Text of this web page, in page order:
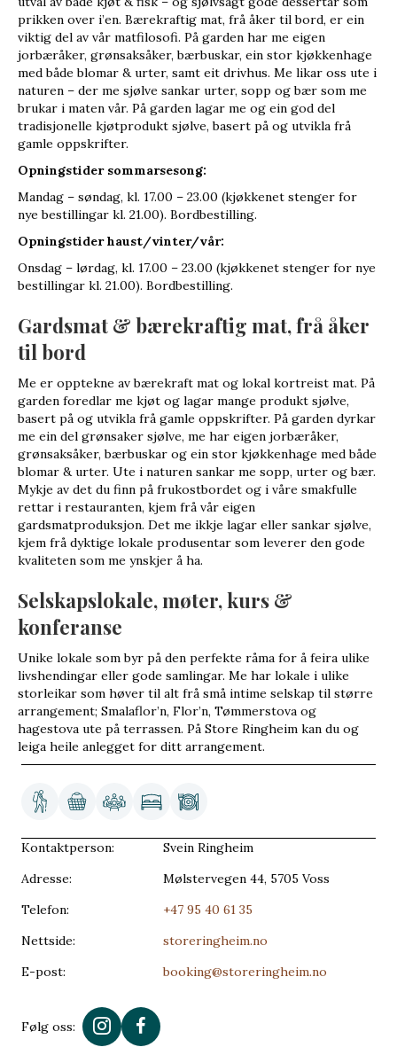
Kontaktperson:
Svein Ringheim
Adresse:
Mølstervegen 44, 5705 Voss
Telefon:
+47 95 40 61 35
Nettside:
storeringheim.no
E-post:
booking@storeringheim.no
Følg oss:
prikken over i’en. Bærekraftig mat, frå åker til bord, er ein
viktig del av vår matfilosofi. På garden har me eigen
jorbæråker, grønsaksåker, bærbuskar, ein stor kjøkkenhage
med både blomar & urter, samt eit drivhus. Me likar oss ute i
naturen – der me sjølve sankar urter, sopp og bær som me
brukar i maten vår. På garden lagar me og ein god del
tradisjonelle kjøtprodukt sjølve, basert på og utvikla frå
gamle oppskrifter.
Opningstider sommarsesong:
Mandag – søndag, kl. 17.00 – 23.00 (kjøkkenet stenger for
nye bestillingar kl. 21.00). Bordbestilling.
Opningstider haust/vinter/vår:
Onsdag – lørdag, kl. 17.00 – 23.00 (kjøkkenet stenger for nye
bestillingar kl. 21.00). Bordbestilling.
Gardsmat & bærekraftig mat, frå åker
til bord
Me er opptekne av bærekraft mat og lokal kortreist mat. På
garden foredlar me kjøt og lagar mange produkt sjølve,
basert på og utvikla frå gamle oppskrifter. På garden dyrkar
me ein del grønsaker sjølve, me har eigen jorbæråker,
grønsaksåker, bærbuskar og ein stor kjøkkenhage med både
blomar & urter. Ute i naturen sankar me sopp, urter og bær.
Mykje av det du finn på frukostbordet og i våre smakfulle
rettar i restauranten, kjem frå vår eigen
gardsmatproduksjon. Det me ikkje lagar eller sankar sjølve,
kjem frå dyktige lokale produsentar som leverer den gode
kvaliteten som me ynskjer å ha.
Selskapslokale, møter, kurs &
konferanse
Unike lokale som byr på den perfekte råma for å feira ulike
livshendingar eller gode samlingar. Me har lokale i ulike
storleikar som høver til alt frå små intime selskap til større
arrangement; Smalaflor’n, Flor’n, Tømmerstova og
hagestova ute på terrassen. På Store Ringheim kan du og
leiga heile anlegget for ditt arrangement.